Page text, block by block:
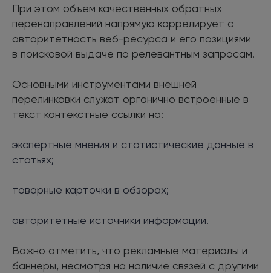
При этом объем качественных обратных
перенаправлений напрямую коррелирует с
авторитетность веб-ресурса и его позициями
в поисковой выдаче по релевантным запросам.
Основными инструментами внешней
перелинковки служат органично встроенные в
текст контекстные ссылки на:
экспертные мнения и статистические данные в
статьях;
товарные карточки в обзорах;
авторитетные источники информации.
Важно отметить, что рекламные материалы и
баннеры, несмотря на наличие связей с другими